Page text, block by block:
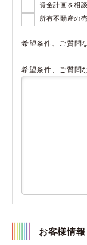
資金計画を相
所有不動産の
希望条件、ご質問
希望条件、ご質問
お客様情報